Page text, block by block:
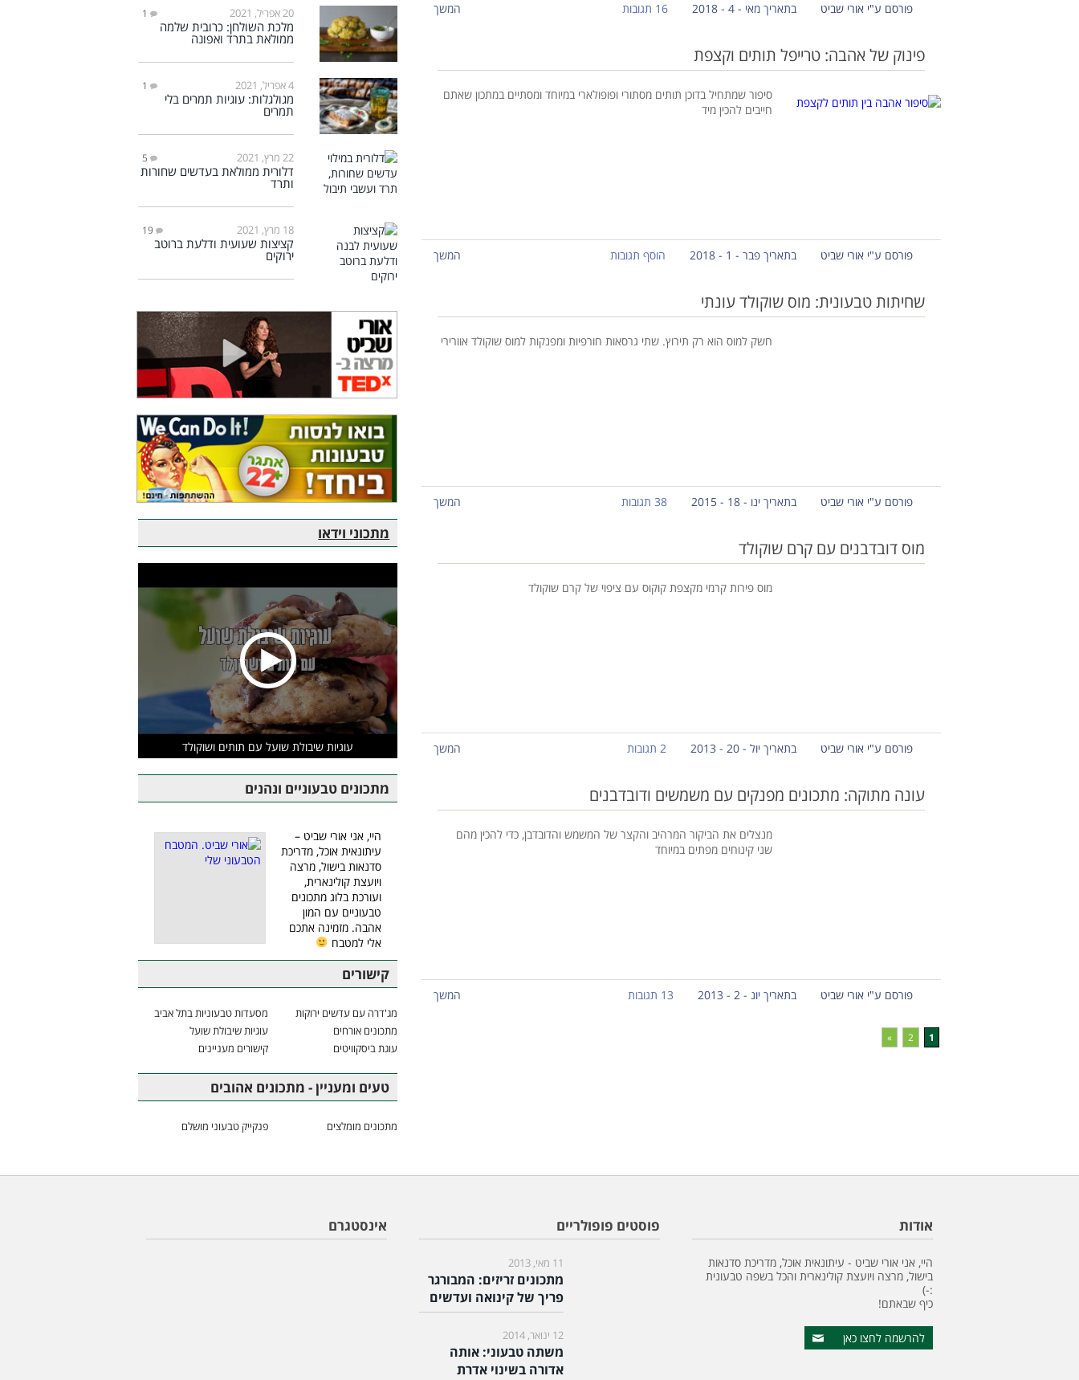
פורסם ע"י אורי שביט בתאריך מאי - 4 - 2018 16 תגובות המשך
פינוק של אהבה: טרייפל תותים וקצפת
סיפור שמתחיל בדוכן תותים מסתורי ופופולארי במיוחד ומסתיים במתכון שאתם
חייבים להכין מיד
פורסם ע"י אורי שביט בתאריך פבר - 1 - 2018 הוסף תגובות המשך
שחיתות טבעונית: מוס שוקולד עונתי
חשק למוס הוא רק תירוץ. שתי גרסאות חורפיות ומפנקות למוס שוקולד אוורירי
פורסם ע"י אורי שביט בתאריך ינו - 18 - 2015 38 תגובות המשך
מוס דובדבנים עם קרם שוקולד
מוס פירות קרמי מקצפת קוקוס עם ציפוי של קרם שוקולד
פורסם ע"י אורי שביט בתאריך יול - 20 - 2013 2 תגובות המשך
עונה מתוקה: מתכונים מפנקים עם משמשים ודובדבנים
מנצלים את הביקור המרהיב והקצר של המשמש והדובדבן, כדי להכין מהם
שני קינוחים מפתים במיוחד
פורסם ע"י אורי שביט בתאריך יונ - 2 - 2013 13 תגובות המשך
1
2
»
20 אפריל, 2021 1
מלכת השולחן: כרובית שלמה
ממולאת בתרד ואפונה
4 אפריל, 2021 1
מגולגלות: עוגיות תמרים בלי
תמרים
22 מרץ, 2021 5
דלורית ממולאת בעדשים שחורות
ותרד
18 מרץ, 2021 19
קציצות שעועית ודלעת ברוטב
ירוקים
מתכוני וידאו
עוגיות שיבולת שועל עם תותים ושוקולד
מתכונים טבעוניים ונהנים
היי, אני אורי שביט –
עיתונאית אוכל, מדריכת
סדנאות בישול, מרצה
ויועצת קולינארית,
ועורכת בלוג מתכונים
טבעוניים עם המון
אהבה. מזמינה אתכם
אלי למטבח
קישורים
מג'דרה עם עדשים ירוקות
מסעדות טבעוניות בתל אביב
מתכונים אורחים
עוגיות שיבולת שועל
עוגת ביסקוויטים
קישורים מעניינים
טעים ומעניין - מתכונים אהובים
מתכונים מומלצים פנקייק טבעוני מושלם
אודות
היי, אני אורי שביט - עיתונאית אוכל, מדריכת סדנאות
בישול, מרצה ויועצת קולינארית והכל בשפה טבעונית
:-)
כיף שבאתם!
להרשמה לחצו כאן
פוסטים פופולריים
11 מאי, 2013
מתכונים זריזים: המבורגר
פריך של קינואה ועדשים
12 ינואר, 2014
משתה טבעוני: אותה
אדורה בשינוי אדרת
אינסטגרם